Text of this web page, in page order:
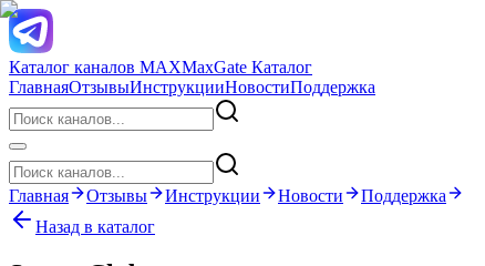
Каталог каналов MAXMaxGate Каталог
ГлавнаяОтзывыИнструкцииНовостиПоддержка
Главная Отзывы Инструкции Новости
Поддержка
Назад в каталог